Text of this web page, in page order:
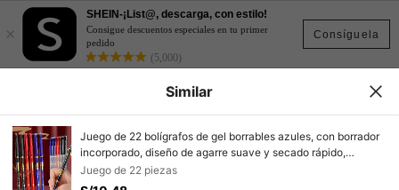
Consíguela
×
SHEIN-¡List@, descarga, con estilo!
Consigue descuentos especiales en tu primer
pedido
(5,000)
Similar
Juego de 22 bolígrafos de gel borrables azules, con borrador
incorporado, diseño de agarre suave y secado rápido,
bolígrafos de punta de bola, perfectos para tomar notas y
escribir, suministros ideales para oficina y escuela, regalo de
Juego de 22 piezas